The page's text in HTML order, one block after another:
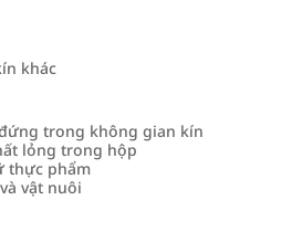
khác
trong không gian kín
lỏng trong hộp
thực phẩm
vật nuôi